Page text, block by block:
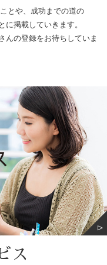
とや、成功までの道の
掲載していきます。
んの登録をお待ちしていま
ス